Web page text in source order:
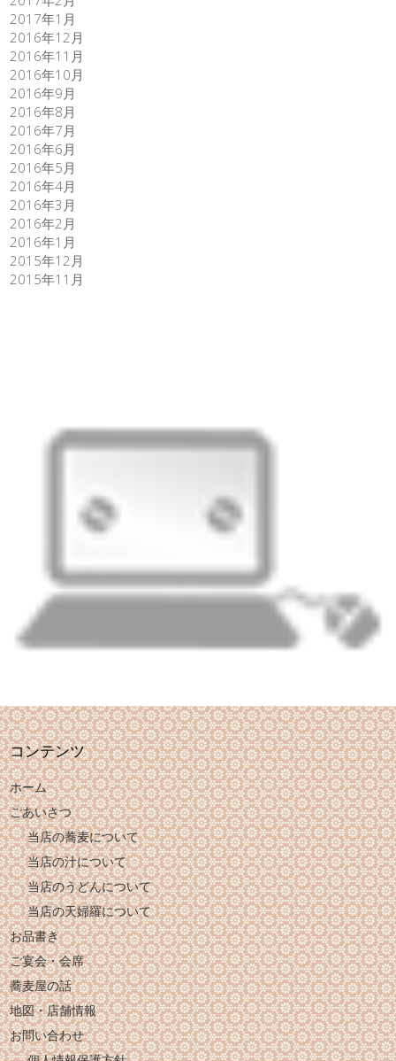
2017年1月
2016年12月
2016年11月
2016年10月
2016年9月
2016年8月
2016年7月
2016年6月
2016年5月
2016年4月
2016年3月
2016年2月
2016年1月
2015年12月
2015年11月
コンテンツ
ホーム
ごあいさつ
当店の蕎麦について
当店の汁について
当店のうどんについて
当店の天婦羅について
お品書き
ご宴会・会席
蕎麦屋の話
地図・店舗情報
お問い合わせ